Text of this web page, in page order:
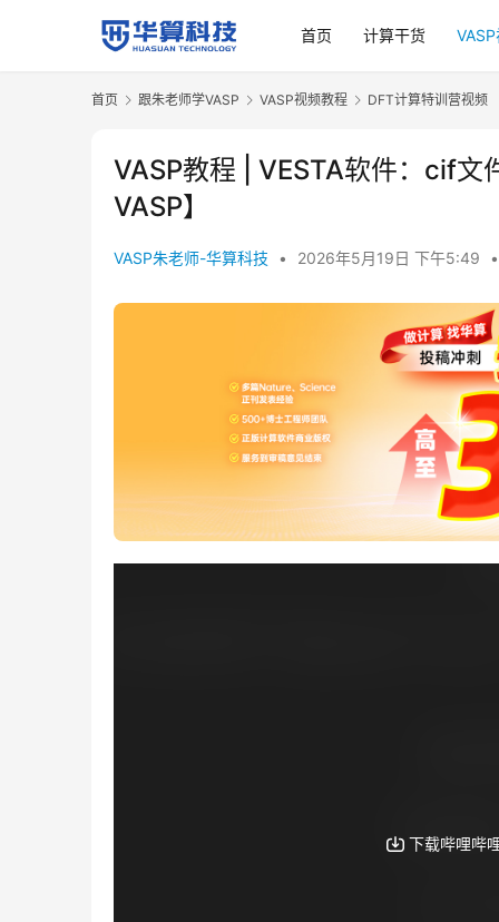
首页 计算干货
首页 跟朱老师学VASP VASP视频教程 DFT计算特训营视频
VASP教程 | VESTA软件：cif文
VASP】
VASP朱老师-华算科技 • 2026年5月19日 下午5:49 •